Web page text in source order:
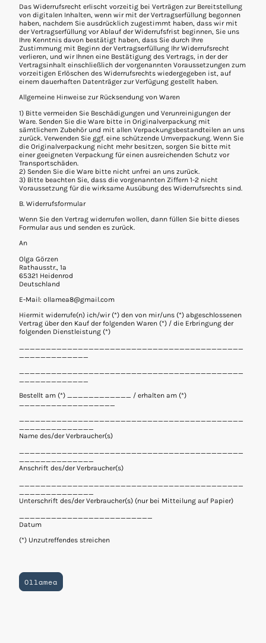
Das Widerrufsrecht erlischt vorzeitig bei Verträgen zur Bereitstellung
von digitalen Inhalten, wenn wir mit der Vertragserfüllung begonnen
haben, nachdem Sie ausdrücklich zugestimmt haben, dass wir mit
der Vertragserfüllung vor Ablauf der Widerrufsfrist beginnen, Sie uns
Ihre Kenntnis davon bestätigt haben, dass Sie durch Ihre
Zustimmung mit Beginn der Vertragserfüllung Ihr Widerrufsrecht
verlieren, und wir Ihnen eine Bestätigung des Vertrags, in der der
Vertragsinhalt einschließlich der vorgenannten Voraussetzungen zum
vorzeitigen Erlöschen des Widerrufsrechts wiedergegeben ist, auf
einem dauerhaften Datenträger zur Verfügung gestellt haben.
Allgemeine Hinweise zur Rücksendung von Waren
1) Bitte vermeiden Sie Beschädigungen und Verunreinigungen der
Ware. Senden Sie die Ware bitte in Originalverpackung mit
sämtlichem Zubehör und mit allen Verpackungsbestandteilen an uns
zurück. Verwenden Sie ggf. eine schützende Umverpackung. Wenn Sie
die Originalverpackung nicht mehr besitzen, sorgen Sie bitte mit
einer geeigneten Verpackung für einen ausreichenden Schutz vor
Transportschäden.
2) Senden Sie die Ware bitte nicht unfrei an uns zurück.
3) Bitte beachten Sie, dass die vorgenannten Ziffern 1-2 nicht
Voraussetzung für die wirksame Ausübung des Widerrufsrechts sind.
B. Widerrufsformular
Wenn Sie den Vertrag widerrufen wollen, dann füllen Sie bitte dieses
Formular aus und senden es zurück.
An
Olga Görzen
Rathausstr., 1a
65321 Heidenrod
Deutschland
E-Mail: ollamea8@gmail.com
Hiermit widerrufe(n) ich/wir (*) den von mir/uns (*) abgeschlossenen
Vertrag über den Kauf der folgenden Waren (*) / die Erbringung der
folgenden Dienstleistung (*)
__________________________________________
_____________
Bestellt am (*) ____________ / erhalten am (*)
__________________
__________________________________________
______________
Name des/der Verbraucher(s)
__________________________________________
______________
Anschrift des/der Verbraucher(s)
Unterschrift des/der Verbraucher(s) (nur bei Mitteilung auf Papier)
_________________________
Datum
(*) Unzutreffendes streichen
Ollamea